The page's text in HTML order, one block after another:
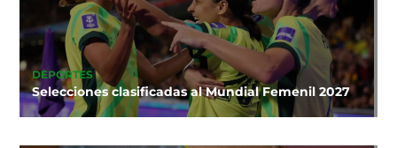
DEPORTES
Selecciones clasificadas al Mundial Femenil 2027